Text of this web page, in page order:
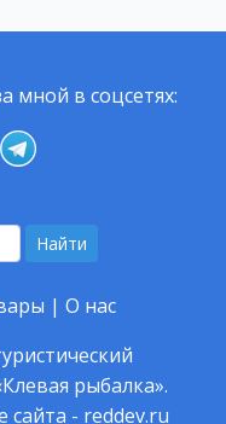
мной в соцсетях:
Найти
| О нас
рыбалка».
сайта - reddev.ru